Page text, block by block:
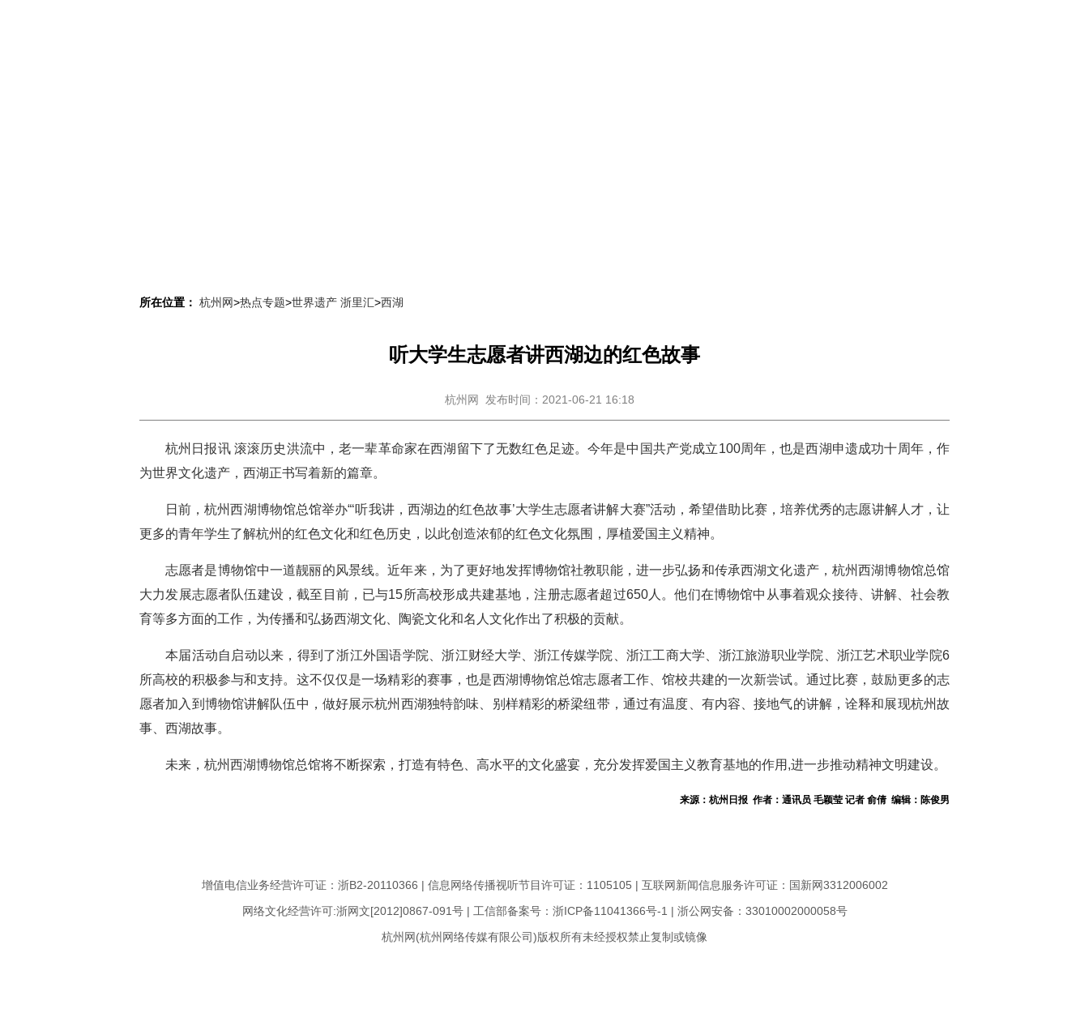
所在位置： 杭州网>热点专题>世界遗产 浙里汇>西湖
听大学生志愿者讲西湖边的红色故事
杭州网 发布时间：2021-06-21 16:18
杭州日报讯 滚滚历史洪流中，老一辈革命家在西湖留下了无数红色足迹。今年是中国共产党成立100周年，也是西湖申遗成功十周年，作
为世界文化遗产，西湖正书写着新的篇章。
日前，杭州西湖博物馆总馆举办“‘听我讲，西湖边的红色故事’大学生志愿者讲解大赛”活动，希望借助比赛，培养优秀的志愿讲解人才，让
更多的青年学生了解杭州的红色文化和红色历史，以此创造浓郁的红色文化氛围，厚植爱国主义精神。
志愿者是博物馆中一道靓丽的风景线。近年来，为了更好地发挥博物馆社教职能，进一步弘扬和传承西湖文化遗产，杭州西湖博物馆总馆
大力发展志愿者队伍建设，截至目前，已与15所高校形成共建基地，注册志愿者超过650人。他们在博物馆中从事着观众接待、讲解、社会教
育等多方面的工作，为传播和弘扬西湖文化、陶瓷文化和名人文化作出了积极的贡献。
本届活动自启动以来，得到了浙江外国语学院、浙江财经大学、浙江传媒学院、浙江工商大学、浙江旅游职业学院、浙江艺术职业学院6
所高校的积极参与和支持。这不仅仅是一场精彩的赛事，也是西湖博物馆总馆志愿者工作、馆校共建的一次新尝试。通过比赛，鼓励更多的志
愿者加入到博物馆讲解队伍中，做好展示杭州西湖独特韵味、别样精彩的桥梁纽带，通过有温度、有内容、接地气的讲解，诠释和展现杭州故
事、西湖故事。
未来，杭州西湖博物馆总馆将不断探索，打造有特色、高水平的文化盛宴，充分发挥爱国主义教育基地的作用,进一步推动精神文明建设。
来源：杭州日报 作者：通讯员 毛颖莹 记者 俞倩 编辑：陈俊男
增值电信业务经营许可证：浙B2-20110366 | 信息网络传播视听节目许可证：1105105 | 互联网新闻信息服务许可证：国新网3312006002
网络文化经营许可:浙网文[2012]0867-091号 | 工信部备案号：浙ICP备11041366号-1 | 浙公网安备：33010002000058号
杭州网(杭州网络传媒有限公司)版权所有未经授权禁止复制或镜像